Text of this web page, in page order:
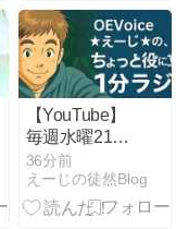
【YouTube】
毎週水曜21：
00-21：01は
「1分ラジ
オ」！！昨日
36分前
えーじの徒然Blog